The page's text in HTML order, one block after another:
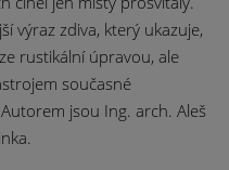
výraz zdiva, který ukazuje,
rustikální úpravou, ale
současné
jsou Ing. arch. Aleš